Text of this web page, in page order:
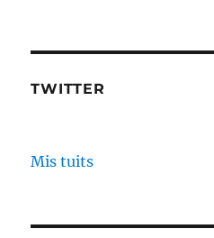
TWITTER
Mis tuits